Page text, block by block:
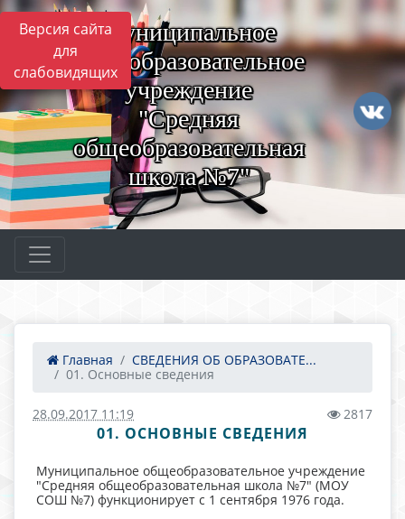
Версия сайта
для
слабовидящих
Муниципальное
общеобразовательное
учреждение
"Средняя
общеобразовательная
школа №7"
Главная
СВЕДЕНИЯ ОБ ОБРАЗОВАТЕ...
01. Основные сведения
28.09.2017 11:19 2817
01. ОСНОВНЫЕ СВЕДЕНИЯ
Муниципальное общеобразовательное учреждение
"Средняя общеобразовательная школа №7" (МОУ
СОШ №7) функционирует с 1 сентября 1976 года.